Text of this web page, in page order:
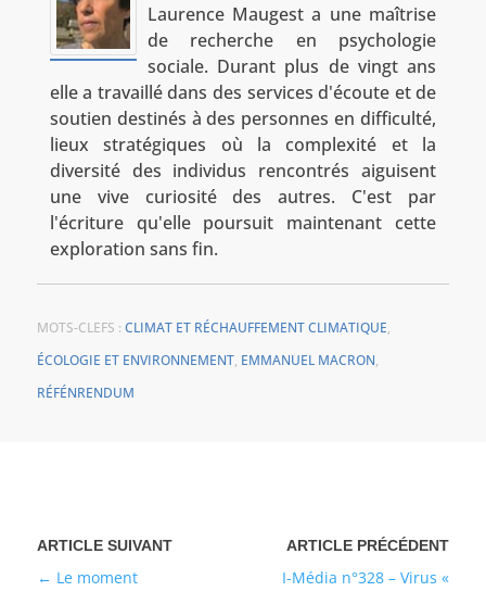
Laurence Maugest a une maîtrise
de recherche en psychologie
sociale. Durant plus de vingt ans
elle a travaillé dans des services d'écoute et de
soutien destinés à des personnes en difficulté,
lieux stratégiques où la complexité et la
diversité des individus rencontrés aiguisent
une vive curiosité des autres. C'est par
l'écriture qu'elle poursuit maintenant cette
exploration sans fin.
MOTS-CLEFS : CLIMAT ET RÉCHAUFFEMENT CLIMATIQUE,
ÉCOLOGIE ET ENVIRONNEMENT, EMMANUEL MACRON,
RÉFÉNRENDUM
I-Média n°328 – Virus «
Le moment